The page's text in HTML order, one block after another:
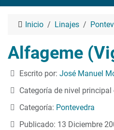
Inicio Linajes
Alfageme
Detalles
Escrito por: José Manuel
Categoría de nivel principal
Categoría: Pontevedra
Publicado: 13 Diciembre